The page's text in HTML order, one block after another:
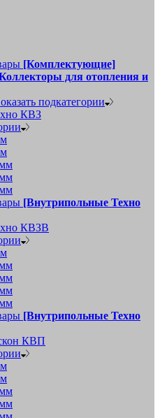
[Комплектующие]
для отопления и
подкатегории
КВЗ
[Внутрипольные Техно
КВЗВ
[Внутрипольные Техно
КВП